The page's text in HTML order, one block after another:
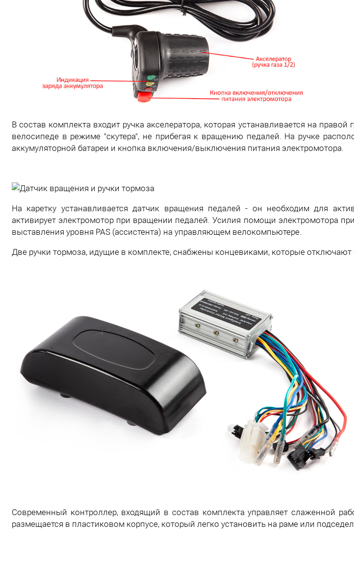
В состав комплекта входит ручка акселератора, которая устанавливается на правой
велосипеде в режиме "скутера", не прибегая к вращению педалей. На ручке
аккумуляторной батареи и кнопка включения/выключения питания электромотора.
На каретку устанавливается датчик вращения педалей - он необходим для
активирует электромотор при вращении педалей. Усилия помощи электромотора
выставления уровня PAS (ассистента) на управляющем велокомпьютере.
Две ручки тормоза, идущие в комплекте, снабжены концевиками, которые
Современный контроллер, входящий в состав комплекта управляет слаженной
размещается в пластиковом корпусе, который легко установить на раме или